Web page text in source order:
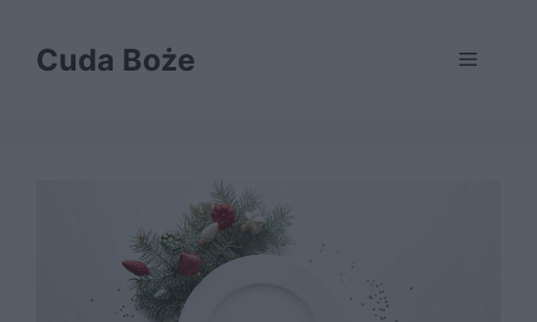
treściCuda Boże Menu